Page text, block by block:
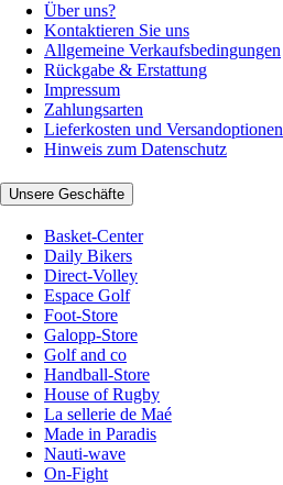
Über uns?
Kontaktieren Sie uns
Allgemeine Verkaufsbedingungen
Rückgabe & Erstattung
Impressum
Zahlungsarten
Lieferkosten und Versandoptionen
Hinweis zum Datenschutz
Unsere Geschäfte
Basket-Center
Daily Bikers
Direct-Volley
Espace Golf
Foot-Store
Galopp-Store
Golf and co
Handball-Store
House of Rugby
La sellerie de Maé
Made in Paradis
Nauti-wave
On-Fight